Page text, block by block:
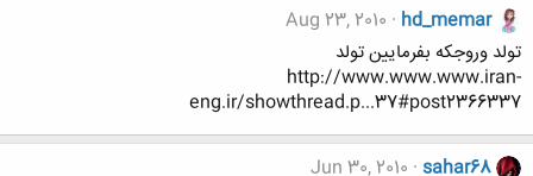
hd_memar
Aug 23, 2010
تولد وروجکه بفرمایین تولد
http://www.www.www.iran-
eng.ir/showthread.p...37#post2366337
sahar68
Jun 30, 2010